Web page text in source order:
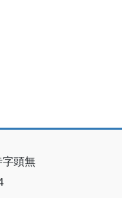
字頭無